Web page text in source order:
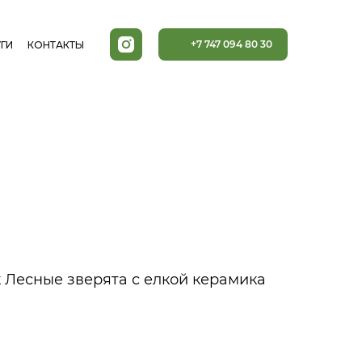
+7 747 094 80 30
КОНТАКТЫ
зверята с елкой керамика